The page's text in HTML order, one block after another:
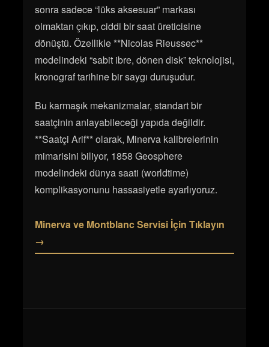
sonra sadece “lüks aksesuar” markası
olmaktan çıkıp, ciddi bir saat üreticisine
dönüştü. Özellikle **Nicolas Rieussec**
modelindeki “sabit ibre, dönen disk” teknolojisi,
kronograf tarihine bir saygı duruşudur.
Bu karmaşık mekanizmalar, standart bir
saatçinin anlayabileceği yapıda değildir.
**Saatçi Arif** olarak, Minerva kalibrelerinin
mimarisini biliyor, 1858 Geosphere
modelindeki dünya saati (worldtime)
komplikasyonunu hassasiyetle ayarlıyoruz.
Minerva ve Montblanc Servisi İçin Tıklayın
→